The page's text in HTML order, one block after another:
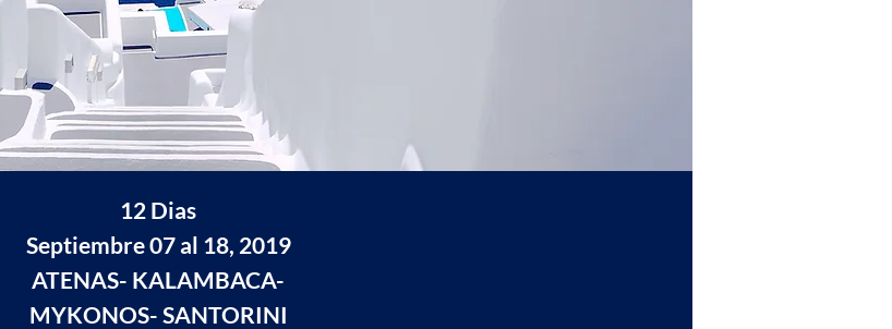
12 Dias
Septiembre 07 al 18, 2019
ATENAS- KALAMBACA-
MYKONOS- SANTORINI